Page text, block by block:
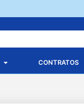
CONTRATOS